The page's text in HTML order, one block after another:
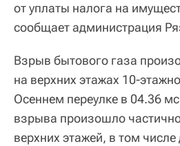
от уплаты налога на
сообщает администрация
Взрыв бытового газа
на верхних этажах 10-
Осеннем переулке в 04.36
взрыва произошло
верхних этажей, в том